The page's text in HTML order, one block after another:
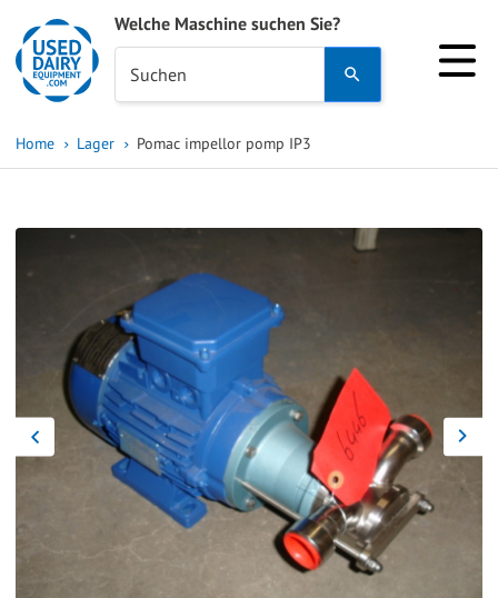
Welche Maschine suchen Sie?
Suchen
and
a
result.
Press
enter
to
go
to
the
selected
Home Lager Pomac impellor pomp IP3